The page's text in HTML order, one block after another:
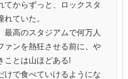
てからずっと、ロックスタ
れていた。
最高のスタジアムで何万人
ァンを熱狂させる前に、や
ことは山ほどある!
けで食べていけるようにな